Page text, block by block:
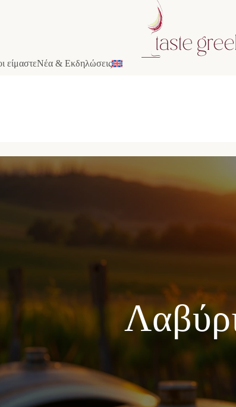
είμαστεΝέα & Εκδηλώσεις